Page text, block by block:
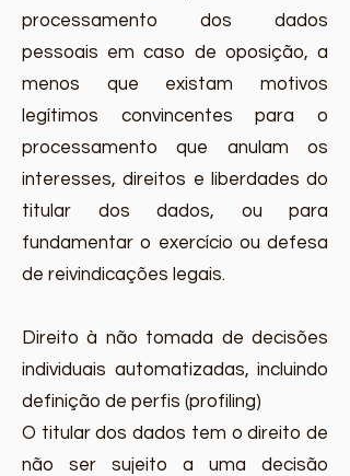
processamento dos dados
pessoais em caso de oposição, a
menos que existam motivos
legítimos convincentes para o
processamento que anulam os
interesses, direitos e liberdades do
titular dos dados, ou para
fundamentar o exercício ou defesa
de reivindicações legais.
Direito à não tomada de decisões
individuais automatizadas, incluindo
definição de perfis (profiling)
O titular dos dados tem o direito de
não ser sujeito a uma decisão